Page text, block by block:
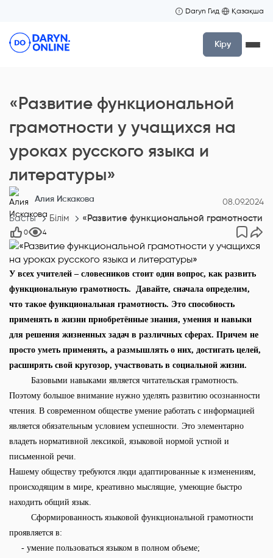
Daryn Гид Қазақша
Кіру
«Развитие функциональной
грамотности у учащихся на
уроках русского языка и
литературы»
Алия Искакова 08.09.2024
Басты Білім «Развитие функциональной грамотности
0 4
У всех учителей – словесников стоит один вопрос, как развить
функциональную грамотность. Давайте, сначала определим,
что такое функциональная грамотность. Это способность
применять в жизни приобретённые знания, умения и навыки
для решения жизненных задач в различных сферах. Причем не
просто уметь применять, а размышлять о них, достигать целей,
расширять свой кругозор, участвовать в социальной жизни.
Базовыми навыками является читательская грамотность.
Поэтому большое внимание нужно уделять развитию осознанности
чтения. В современном обществе умение работать с информацией
является обязательным условием успешности. Это элементарно
владеть нормативной лексикой, языковой нормой устной и
письменной речи.
Нашему обществу требуются люди адаптированные к изменениям,
происходящим в мире, креативно мыслящие, умеющие быстро
находить общий язык.
Сформированность языковой функциональной грамотности
проявляется в:
- умение пользоваться языком в полном объеме;